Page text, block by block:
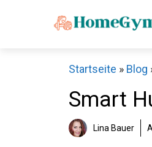
Startseite » Blog
Smart
Lina Bauer